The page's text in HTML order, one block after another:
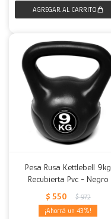
Pesa Rusa Kettlebell 9kg
Recubierta Pvc - Negro
$ 550 $ 972
43